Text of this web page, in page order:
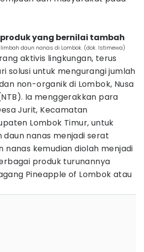
yang bernilai tambah
daun nanas di Lombok. (dok. Istimewa)
aktivis lingkungan, terus
solusi untuk mengurangi jumlah
non-organik di Lombok, Nusa
Ia menggerakkan para
Jurit, Kecamatan
Lombok Timur, untuk
nanas menjadi serat
nanas kemudian diolah menjadi
produk turunannya
Pineapple of Lombok atau